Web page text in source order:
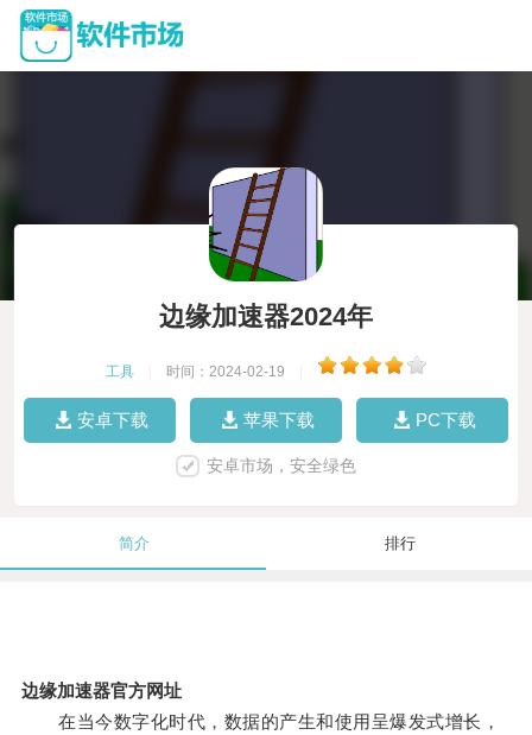
边缘加速器2024年
工具 时间：2024-02-19
安卓下载 苹果下载 PC下载
安卓市场，安全绿色
简介 排行
边缘加速器官方网址
在当今数字化时代，数据的产生和使用呈爆发式增长，